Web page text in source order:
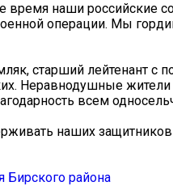
время наши
операции. Мы
старший лейтенант с
Неравнодушные жители
всем
наших
Бирского района